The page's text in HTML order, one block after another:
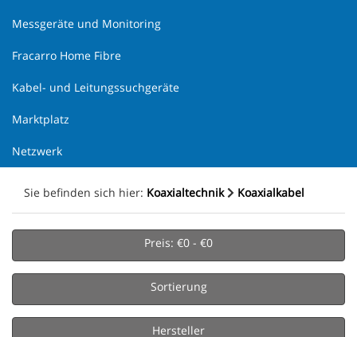
Messgeräte und Monitoring
Fracarro Home Fibre
Kabel- und Leitungssuchgeräte
Marktplatz
Netzwerk
Sie befinden sich hier: Koaxialtechnik Koaxialkabel
Preis: €0 - €0
Sortierung
Hersteller